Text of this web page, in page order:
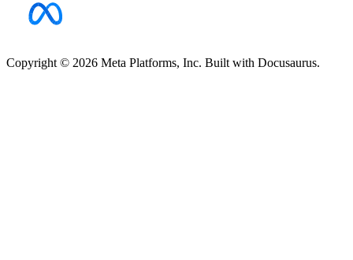
Copyright © 2026 Meta Platforms, Inc. Built with Docusaurus.